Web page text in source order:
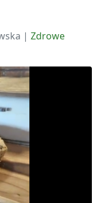
| Zdrowe